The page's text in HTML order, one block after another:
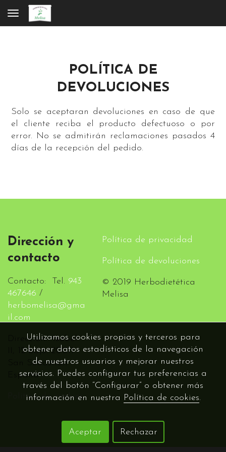
Toggle navigation
POLÍTICA DE
DEVOLUCIONES
Solo se aceptaran devoluciones en caso de que
el cliente reciba el producto defectuoso o por
error. No se admitirán reclamaciones pasados 4
días de la recepción del pedido.
Dirección y
contacto
Contacto: Tel. 943
467646 /
herbomelisa@gma
il.com
Dirección: Isabel
II, 12 bajo. 20011
San Sebastián -
España
Política de privacidad
Política de devoluciones
© 2019 Herbodietética
Melisa
Política de cookies
Utilizamos cookies propias y terceros para
obtener datos estadísticos de la navegación
de nuestros usuarios y mejorar nuestros
servicios. Puedes configurar tus preferencias a
través del botón “Configurar” o obtener más
información en nuestra Política de cookies.
Aceptar Rechazar